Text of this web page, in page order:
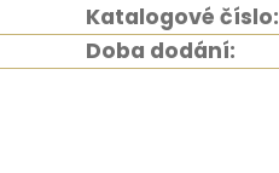
Katalogové číslo:
Doba dodání: